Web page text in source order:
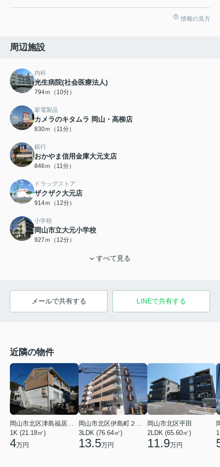
情報の見方
周辺施設
内科
光生病院(社会医療法人)
794ｍ（10分）
家電製品
カメラのキタムラ 岡山・高柳店
830ｍ（11分）
銀行
おかやま信用金庫大元支店
846ｍ（11分）
ドラッグストア
ザクザク大元店
914ｍ（12分）
小学校
岡山市立大元小学校
927ｍ（12分）
すべて見る
メールで共有する LINEで共有する
近隣の物件
1K (21.18㎡)
4万円
3LDK (76.64㎡)
13.5万円
岡山市北区平田
2LDK (65.60㎡)
11.9万円